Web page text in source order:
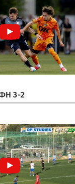
3-2